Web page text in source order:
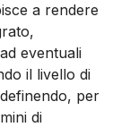
a rendere
eventuali
il livello di
per
di